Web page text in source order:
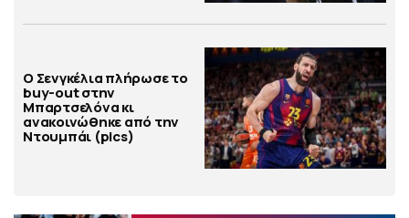
Ο Σενγκέλια πλήρωσε το
buy-out στην
Μπαρτσελόνα κι
ανακοινώθηκε από την
Ντουμπάι (pics)